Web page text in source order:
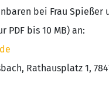
bei Frau Spießer
PDF bis 10 MB) an:
Rathausplatz 1,